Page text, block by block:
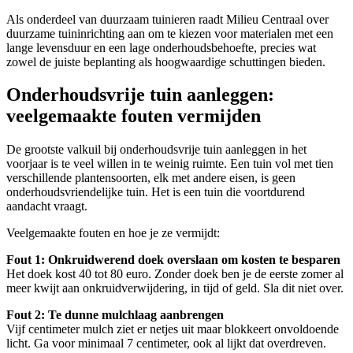
Als onderdeel van duurzaam tuinieren raadt Milieu Centraal over
duurzame tuininrichting aan om te kiezen voor materialen met een
lange levensduur en een lage onderhoudsbehoefte, precies wat
zowel de juiste beplanting als hoogwaardige schuttingen bieden.
Onderhoudsvrije tuin aanleggen:
veelgemaakte fouten vermijden
De grootste valkuil bij onderhoudsvrije tuin aanleggen in het
voorjaar is te veel willen in te weinig ruimte. Een tuin vol met tien
verschillende plantensoorten, elk met andere eisen, is geen
onderhoudsvriendelijke tuin. Het is een tuin die voortdurend
aandacht vraagt.
Veelgemaakte fouten en hoe je ze vermijdt:
Fout 1: Onkruidwerend doek overslaan om kosten te besparen
Het doek kost 40 tot 80 euro. Zonder doek ben je de eerste zomer al
meer kwijt aan onkruidverwijdering, in tijd of geld. Sla dit niet over.
Fout 2: Te dunne mulchlaag aanbrengen
Vijf centimeter mulch ziet er netjes uit maar blokkeert onvoldoende
licht. Ga voor minimaal 7 centimeter, ook al lijkt dat overdreven.